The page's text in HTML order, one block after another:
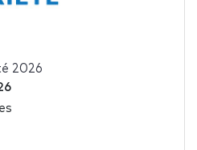
2026